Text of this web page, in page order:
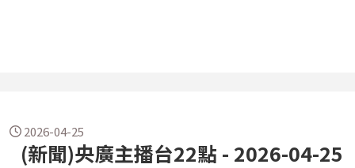
(新聞)央廣主播台22點 - 2026-04-25
2026-04-25